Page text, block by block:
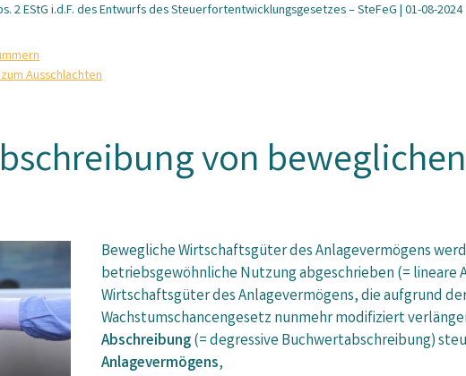
2 EStG i.d.F. des Entwurfs des Steuerfortentwicklungsgesetzes – SteFeG | 01-08-2024
Ausschlachten
von
Bewegliche Wirtschaftsgüter des Anlagevermögens
betriebsgewöhnliche Nutzung abgeschrieben (= lineare
Wirtschaftsgüter des Anlagevermögens, die aufgrund
Wachstumschancengesetz nunmehr modifiziert
Abschreibung(= degressive Buchwertabschreibung)
Anlagevermögens,